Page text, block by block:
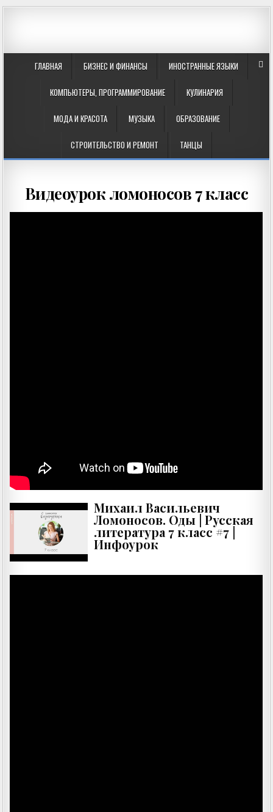
ГЛАВНАЯ БИЗНЕС И ФИНАНСЫ ИНОСТРАННЫЕ ЯЗЫКИ
КОМПЬЮТЕРЫ, ПРОГРАММИРОВАНИЕ КУЛИНАРИЯ
МОДА И КРАСОТА МУЗЫКА ОБРАЗОВАНИЕ
СТРОИТЕЛЬСТВО И РЕМОНТ ТАНЦЫ
Видеоурок ломоносов 7 класс
Михаил Васильевич
Ломоносов. Оды | Русская
литература 7 класс #7 |
Инфоурок